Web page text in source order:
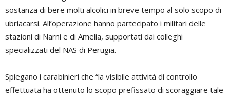
sostanza di bere molti alcolici in breve tempo al solo scopo di
ubriacarsi. All’operazione hanno partecipato i militari delle
stazioni di Narni e di Amelia, supportati dai colleghi
specializzati del NAS di Perugia.
Spiegano i carabinieri che “la visibile attività di controllo
effettuata ha ottenuto lo scopo prefissato di scoraggiare tale